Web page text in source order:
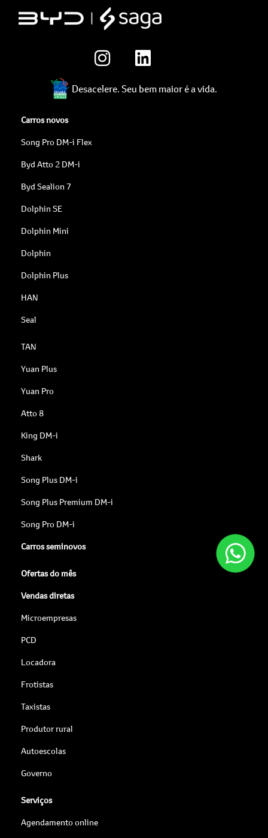
Desacelere. Seu bem maior é a vida.
Carros novos
Song Pro DM-i Flex
Byd Atto 2 DM-i
Byd Sealion 7
Dolphin SE
Dolphin Mini
Dolphin
Dolphin Plus
HAN
Seal
TAN
Yuan Plus
Yuan Pro
Atto 8
King DM-i
Shark
Song Plus DM-i
Song Plus Premium DM-i
Song Pro DM-i
Carros seminovos
Ofertas do mês
Vendas diretas
Microempresas
PCD
Locadora
Frotistas
Taxistas
Produtor rural
Autoescolas
Governo
Serviços
Agendamento online